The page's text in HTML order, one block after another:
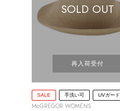
SOLD OUT
再入荷受付
SALE 手洗い可 UVガード
McGREGOR WOMENS